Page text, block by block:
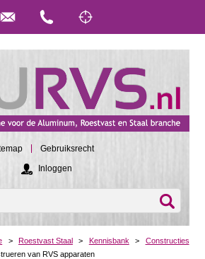
Gebruiksrecht
Inloggen
> Roestvast Staal > Kennisbank >
Constructies
van RVS apparaten